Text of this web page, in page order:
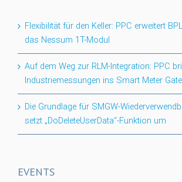
Flexibilität für den Keller: PPC erweitert
das Nessum 1T-Modul
Auf dem Weg zur RLM-Integration: PPC
Industriemessungen ins Smart Meter
Die Grundlage für SMGW-
setzt „DoDeleteUserData“-Funktion um
EVENTS